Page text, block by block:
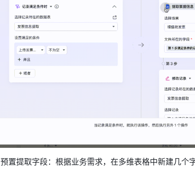
预置提取字段：根据业务需求，在多维表格中新建几个